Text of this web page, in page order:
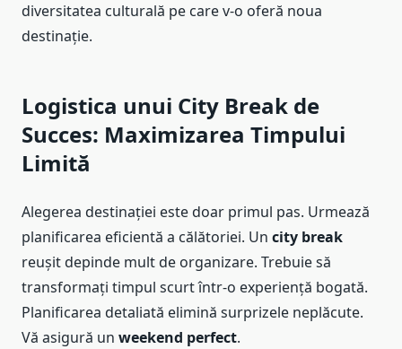
diversitatea culturală pe care v-o oferă noua
destinație.
Logistica unui City Break de
Succes: Maximizarea Timpului
Limită
Alegerea destinației este doar primul pas. Urmează
planificarea eficientă a călătoriei. Un city break
reușit depinde mult de organizare. Trebuie să
transformați timpul scurt într-o experiență bogată.
Planificarea detaliată elimină surprizele neplăcute.
Vă asigură un weekend perfect.